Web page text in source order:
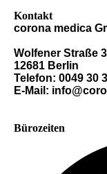
Kontakt
corona medica
Wolfener Straße
12681 Berlin
Telefon: 0049 30
E-Mail:
Bürozeiten